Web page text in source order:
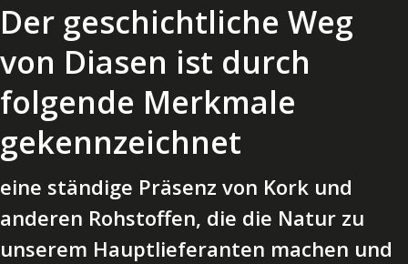
Der geschichtliche Weg
von Diasen ist durch
folgende Merkmale
gekennzeichnet
eine ständige Präsenz von Kork und
anderen Rohstoffen, die die Natur zu
unserem Hauptlieferanten machen und